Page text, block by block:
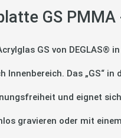
GS
GS von DEGLAS®
Das „GS“ in
und eignet
gravieren oder mit